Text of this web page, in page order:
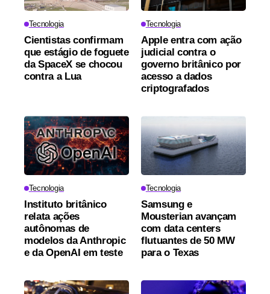
Tecnologia
Cientistas confirmam
que estágio de foguete
da SpaceX se chocou
contra a Lua
Tecnologia
Apple entra com ação
judicial contra o
governo britânico por
acesso a dados
criptografados
Tecnologia
Instituto britânico
relata ações
autônomas de
modelos da Anthropic
e da OpenAI em teste
Tecnologia
Samsung e
Mousterian avançam
com data centers
flutuantes de 50 MW
para o Texas